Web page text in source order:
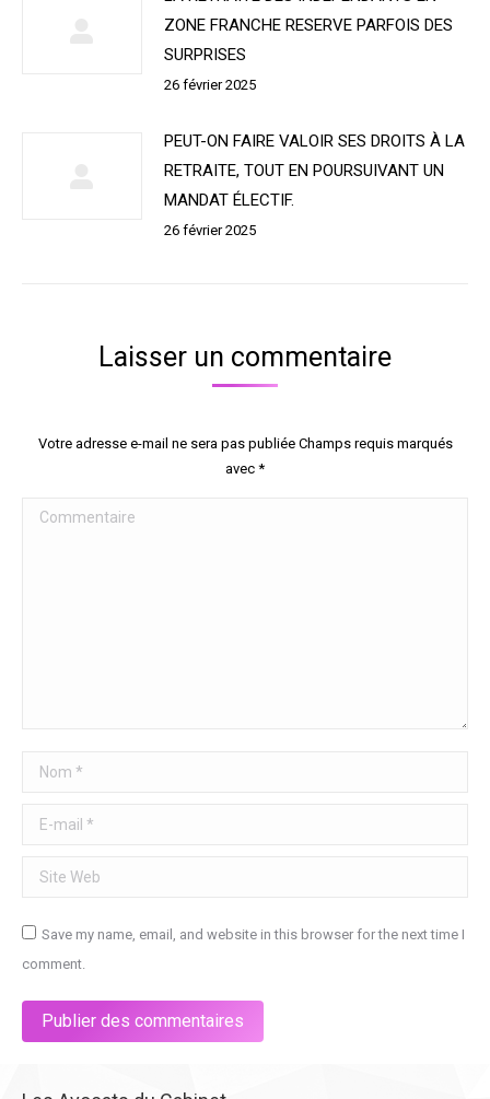
ZONE FRANCHE RESERVE PARFOIS DES
SURPRISES
26 février 2025
PEUT-ON FAIRE VALOIR SES DROITS À LA
RETRAITE, TOUT EN POURSUIVANT UN
MANDAT ÉLECTIF.
26 février 2025
Laisser un commentaire
Votre adresse e-mail ne sera pas publiée Champs requis marqués
avec *
Commentaire
Nom *
E-mail *
Site Web
Save my name, email, and website in this browser for the next time I
comment.
Publier des commentaires